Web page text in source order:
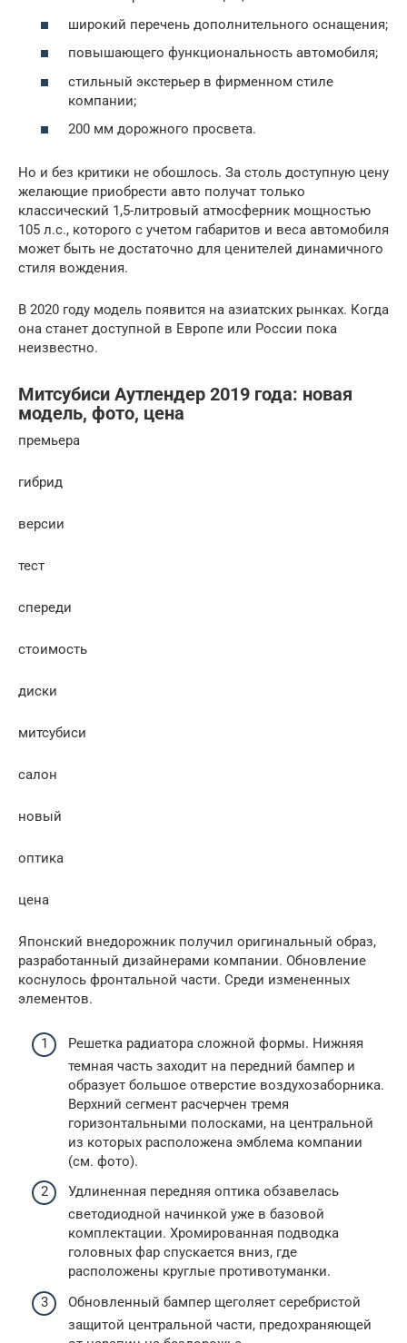
широкий перечень дополнительного оснащения;
повышающего функциональность автомобиля;
стильный экстерьер в фирменном стиле
компании;
200 мм дорожного просвета.
Но и без критики не обошлось. За столь доступную цену
желающие приобрести авто получат только
классический 1,5-литровый атмосферник мощностью
105 л.с., которого с учетом габаритов и веса автомобиля
может быть не достаточно для ценителей динамичного
стиля вождения.
В 2020 году модель появится на азиатских рынках. Когда
она станет доступной в Европе или России пока
неизвестно.
Митсубиси Аутлендер 2019 года: новая
модель, фото, цена
премьера
гибрид
версии
тест
спереди
стоимость
диски
митсубиси
салон
новый
оптика
цена
Японский внедорожник получил оригинальный образ,
разработанный дизайнерами компании. Обновление
коснулось фронтальной части. Среди измененных
элементов.
Решетка радиатора сложной формы. Нижняя
темная часть заходит на передний бампер и
образует большое отверстие воздухозаборника.
Верхний сегмент расчерчен тремя
горизонтальными полосками, на центральной
из которых расположена эмблема компании
(см. фото).
Удлиненная передняя оптика обзавелась
светодиодной начинкой уже в базовой
комплектации. Хромированная подводка
головных фар спускается вниз, где
расположены круглые противотуманки.
Обновленный бампер щеголяет серебристой
защитой центральной части, предохраняющей